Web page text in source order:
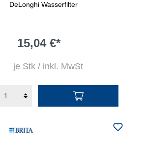
DeLonghi Wasserfilter
15,04 €*
je Stk / inkl. MwSt